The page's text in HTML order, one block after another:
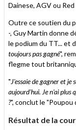
Dainese, AGV ou
Outre ce soutien du
-, Guy Martin donne
le podium du TT... et
toujours pas gagné",
flegme tout
"J'essaie de gagner et
aujourd'hui. Je n'ai plus
?", conclut le "Poupou
Résultat de la